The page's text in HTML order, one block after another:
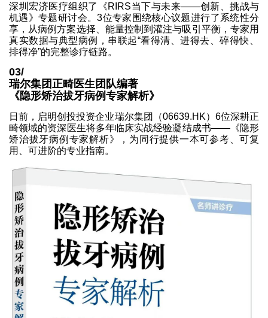
深圳宏济医疗组织了《RIRS当下与未来——创新、挑战与
机遇》专题研讨会。3位专家围绕核心议题进行了系统性分
享，从病例方案选择、能量控制到灌注与吸引平衡，专家用
真实数据与典型病例，串联起“看得清、进得去、碎得快、
排得净”的完整诊疗链路。
03/
瑞尔集团正畸医生团队编著
《隐形矫治拔牙病例专家解析》
日前，启明创投投资企业瑞尔集团（06639.HK）6位深耕正
畸领域的资深医生将多年临床实战经验凝结成书——《隐形
矫治拔牙病例专家解析》，为同行提供一本可参考、可复
用、可进阶的专业指南。